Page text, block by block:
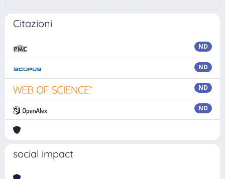
Citazioni
ND
ND
ND
ND
social impact